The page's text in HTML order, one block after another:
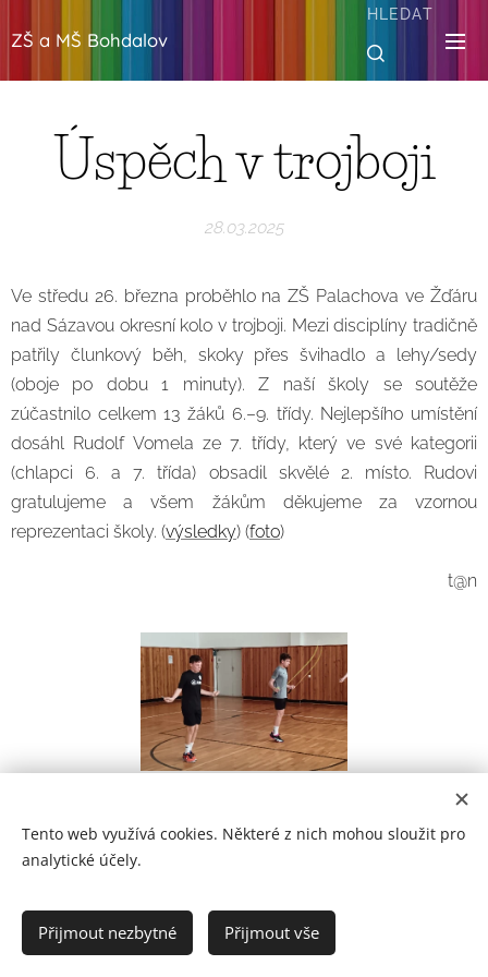
ZŠ a MŠ Bohdalov
HLEDAT
Úspěch v trojboji
28.03.2025
Ve středu 26. března proběhlo na ZŠ Palachova ve Žďáru
nad Sázavou okresní kolo v trojboji. Mezi disciplíny tradičně
patřily člunkový běh, skoky přes švihadlo a lehy/sedy
(oboje po dobu 1 minuty). Z naší školy se soutěže
zúčastnilo celkem 13 žáků 6.–9. třídy. Nejlepšího umístění
dosáhl Rudolf Vomela ze 7. třídy, který ve své kategorii
(chlapci 6. a 7. třída) obsadil skvělé 2. místo. Rudovi
gratulujeme a všem žákům děkujeme za vzornou
reprezentaci školy. (výsledky) (foto)
t@n
Cookies
Tento web využívá cookies. Některé z nich mohou sloužit pro
analytické účely.
Přijmout nezbytné Přijmout vše